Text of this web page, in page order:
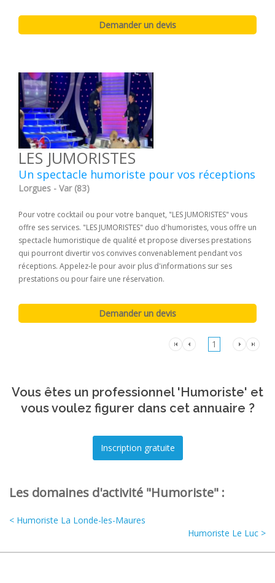
LES JUMORISTES
Un spectacle humoriste pour vos réceptions
Lorgues - Var (83)
Pour votre cocktail ou pour votre banquet, "LES JUMORISTES" vous
offre ses services. "LES JUMORISTES" duo d'humoristes, vous offre un
spectacle humoristique de qualité et propose diverses prestations
qui pourront divertir vos convives convenablement pendant vos
réceptions. Appelez-le pour avoir plus d'informations sur ses
prestations ou pour faire une réservation.
1
Vous êtes un professionnel 'Humoriste' et
vous voulez figurer dans cet annuaire ?
Les domaines d'activité "Humoriste" :
< Humoriste La Londe-les-Maures
Humoriste Le Luc >